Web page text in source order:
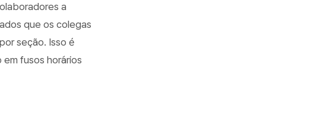
a
que os colegas
seção. Isso é
fusos horários